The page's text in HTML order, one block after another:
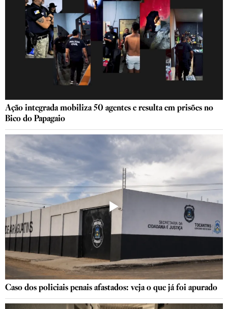
Ação integrada mobiliza 50 agentes e resulta em prisões no
Bico do Papagaio
Caso dos policiais penais afastados: veja o que já foi apurado